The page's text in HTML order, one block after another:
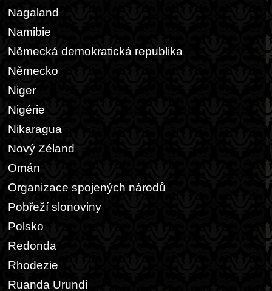
Nagaland
Namibie
Německá demokratická republika
Německo
Niger
Nigérie
Nikaragua
Nový Zéland
Omán
Organizace spojených národů
Pobřeží slonoviny
Polsko
Redonda
Rhodezie
Ruanda Urundi